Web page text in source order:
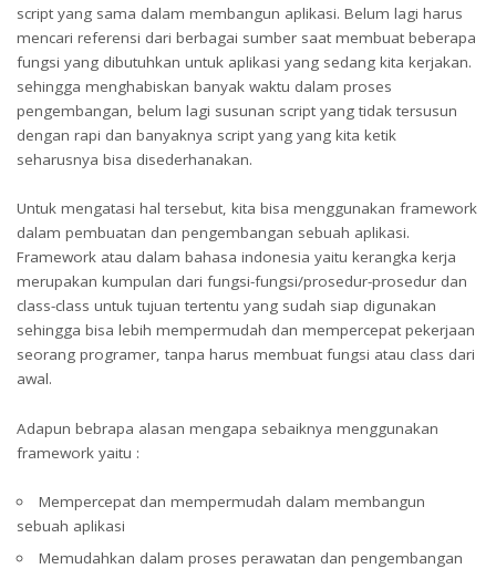
script yang sama dalam membangun aplikasi. Belum lagi harus
mencari referensi dari berbagai sumber saat membuat beberapa
fungsi yang dibutuhkan untuk aplikasi yang sedang kita kerjakan.
sehingga menghabiskan banyak waktu dalam proses
pengembangan, belum lagi susunan script yang tidak tersusun
dengan rapi dan banyaknya script yang yang kita ketik
seharusnya bisa disederhanakan.
Untuk mengatasi hal tersebut, kita bisa menggunakan framework
dalam pembuatan dan pengembangan sebuah aplikasi.
Framework atau dalam bahasa indonesia yaitu kerangka kerja
merupakan kumpulan dari fungsi-fungsi/prosedur-prosedur dan
class-class untuk tujuan tertentu yang sudah siap digunakan
sehingga bisa lebih mempermudah dan mempercepat pekerjaan
seorang programer, tanpa harus membuat fungsi atau class dari
awal.
Adapun bebrapa alasan mengapa sebaiknya menggunakan
framework yaitu :
Mempercepat dan mempermudah dalam membangun
sebuah aplikasi
Memudahkan dalam proses perawatan dan pengembangan